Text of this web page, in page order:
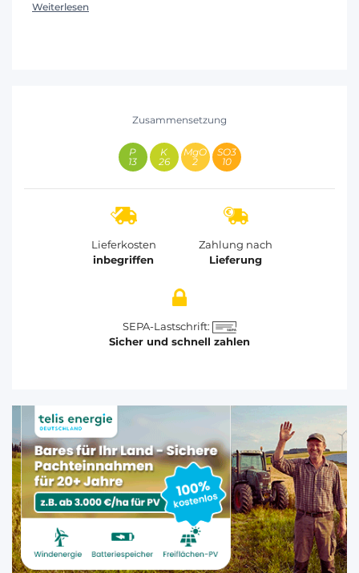
Weiterlesen
Zusammensetzung
13 26 2 10
Lieferkosten
inbegriffen
Zahlung nach
Lieferung
SEPA-Lastschrift:
Sicher und schnell zahlen